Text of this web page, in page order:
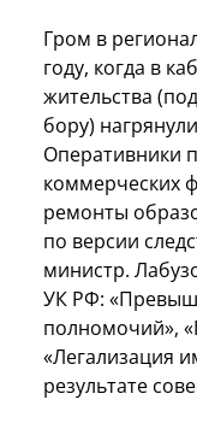
Гром в
году, когда в
жительства
бору)
Оперативники
коммерческих
ремонты
по версии
министр.
УК РФ:
полномочий»,
«Легализация
результате